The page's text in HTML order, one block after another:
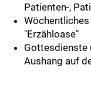
Patienten-,
"Erzähloase"
Gottesdienste
Aushang auf